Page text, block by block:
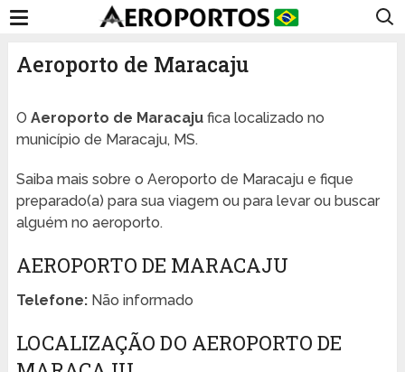
Aeroporto de Maracaju
O Aeroporto de Maracajufica localizado no
município de Maracaju, MS.
Saiba mais sobre o Aeroporto de Maracaju e fique
preparado(a) para sua viagem ou para levar ou buscar
alguém no aeroporto.
AEROPORTO DE MARACAJU
Telefone:Não informado
LOCALIZAÇÃO DO AEROPORTO DE